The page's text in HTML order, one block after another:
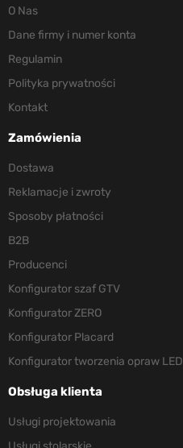
O Nas
Dane firmy i numer konta
Regulamin
Polityka prywatności
Kontakt
Zamówienia
Dostawa
Reklamacje i zwroty
Sposoby płatności
B2B
Producenci
Konfigurator szaf GTV
Konfigurator ZERO
Konfigurator Placard
Konfigurator tworzenia opraw LED
Obsługa klienta
Usługi projektowania